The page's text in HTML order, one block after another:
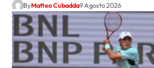
ByMatteo Cubadda9 Agosto 2026